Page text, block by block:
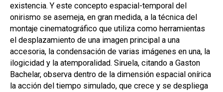
existencia. Y este concepto espacial-temporal del
onirismo se asemeja, en gran medida, a la técnica del
montaje cinematográfico que utiliza como herramientas
el desplazamiento de una imagen principal a una
accesoria, la condensación de varias imágenes en una, la
ilogicidad y la atemporalidad. Siruela, citando a Gaston
Bachelar, observa dentro de la dimensión espacial onírica
la acción del tiempo simulado, que crece y se despliega